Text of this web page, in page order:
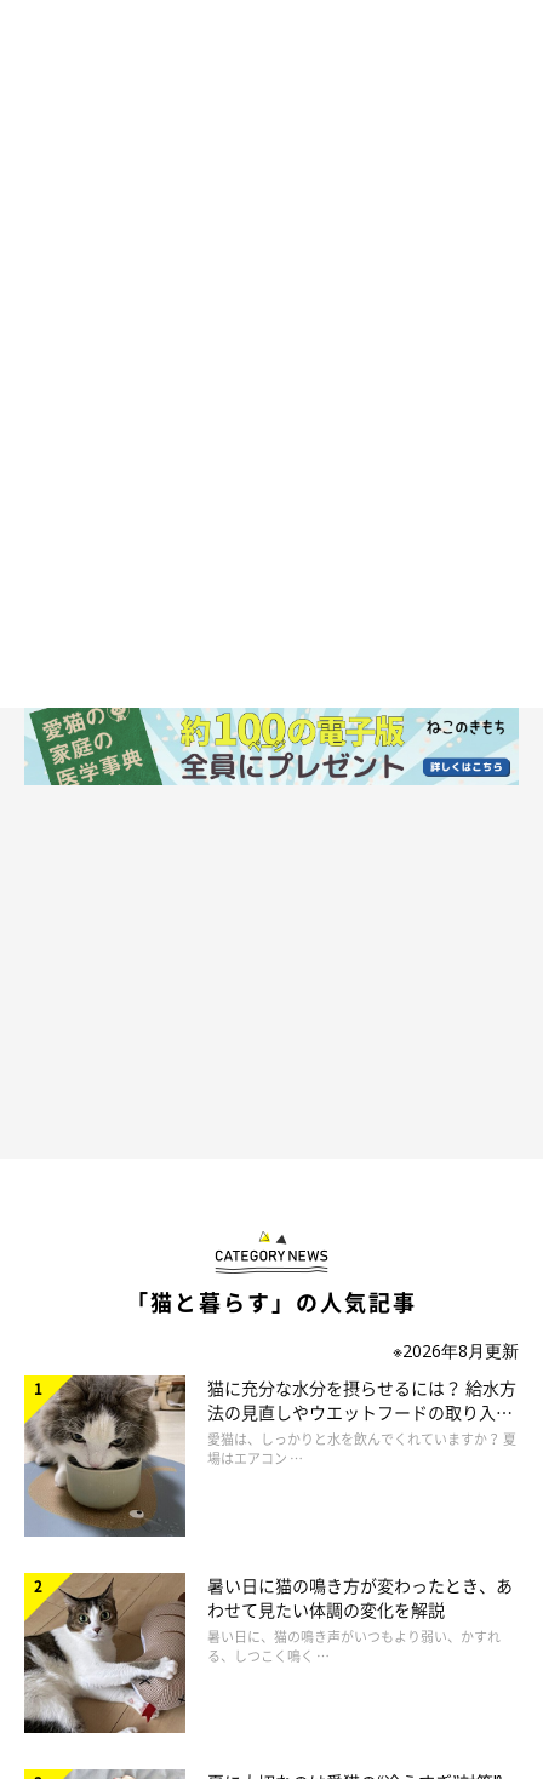
ねこのきもち投稿写真ギャラリー
猫が来客の中から特定の人を選んで甘える背景には、いくつかの
理由が考えられています。
① 落ち着いた雰囲気の人
大きな声や急な動きが少ない人のほうが、猫にとって安心しやす
い場合があります。
② 猫に積極的に近づかない人
猫は自分から距離を縮めたい動物といわれています。無理に触ろ
「猫と暮らす」の人気記事
※2026年8月更新
猫に充分な水分を摂らせるには？ 給水方
法の見直しやウエットフードの取り入れ
方を解説
愛猫は、しっかりと水を飲んでくれていますか？ 夏
場はエアコン …
暑い日に猫の鳴き方が変わったとき、あ
わせて見たい体調の変化を解説
暑い日に、猫の鳴き声がいつもより弱い、かすれ
る、しつこく鳴く …